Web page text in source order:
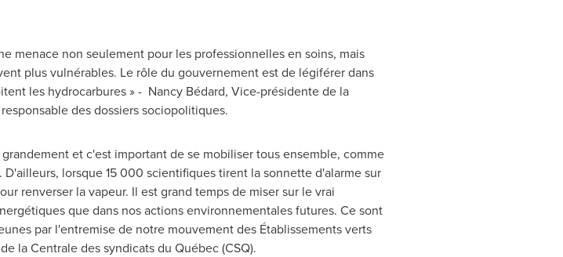
menace non seulement pour les professionnelles en soins, mais
plus vulnérables. Le rôle du gouvernement est de légiférer dans
les hydrocarbures » - Nancy Bédard, Vice-présidente de la
des dossiers sociopolitiques.
et c'est important de se mobiliser tous ensemble, comme
lorsque 15 000 scientifiques tirent la sonnette d'alarme sur
renverser la vapeur. Il est grand temps de miser sur le vrai
que dans nos actions environnementales futures. Ce sont
par l'entremise de notre mouvement des Établissements verts
la Centrale des syndicats du Québec (CSQ).